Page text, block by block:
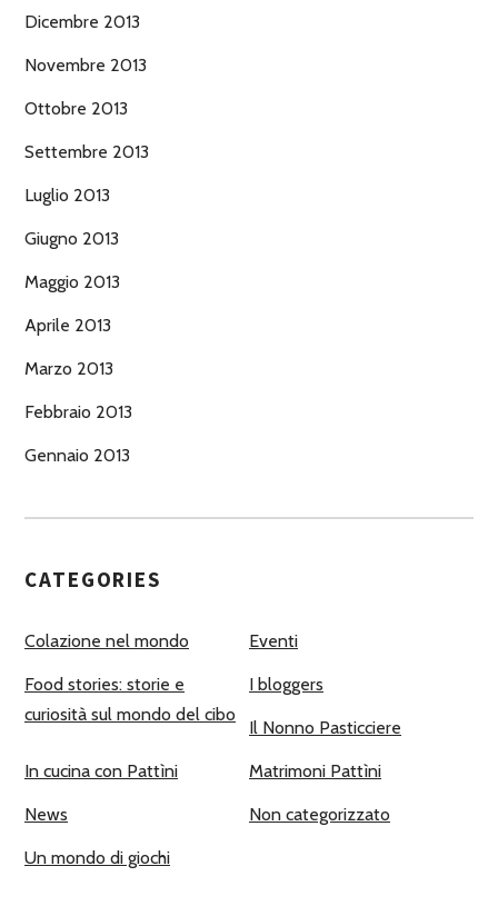
Dicembre 2013
Novembre 2013
Ottobre 2013
Settembre 2013
Luglio 2013
Giugno 2013
Maggio 2013
Aprile 2013
Marzo 2013
Febbraio 2013
Gennaio 2013
CATEGORIES
Colazione nel mondo Eventi
Food stories: storie e
curiosità sul mondo del cibo
I bloggers
Il Nonno Pasticciere
In cucina con Pattìni Matrimoni Pattìni
News Non categorizzato
Un mondo di giochi